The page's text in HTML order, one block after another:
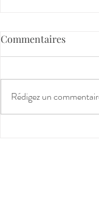
Touchée coulée?
Commentaires
Rédigez un